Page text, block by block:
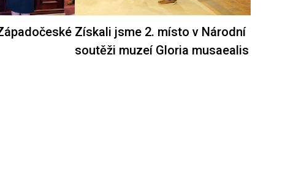
Získali jsme 2. místo v Národní
soutěži muzeí Gloria musaealis